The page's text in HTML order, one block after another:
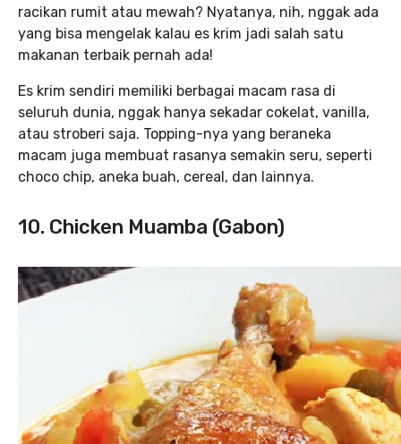
racikan rumit atau mewah? Nyatanya, nih, nggak ada
yang bisa mengelak kalau es krim jadi salah satu
makanan terbaik pernah ada!
Es krim sendiri memiliki berbagai macam rasa di
seluruh dunia, nggak hanya sekadar cokelat, vanilla,
atau stroberi saja. Topping-nya yang beraneka
macam juga membuat rasanya semakin seru, seperti
choco chip, aneka buah, cereal, dan lainnya.
10. Chicken Muamba (Gabon)